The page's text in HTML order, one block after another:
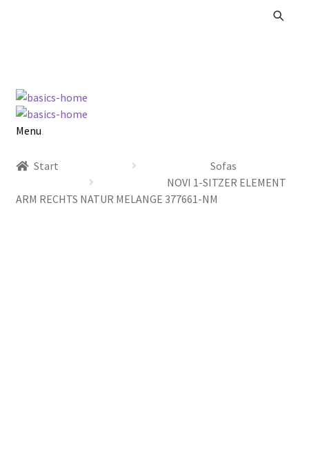
Zur
Navigation
springen
Zum
Inhalt
springen
Menu
Kataloge Landhaus
Start
Sofas
NOVI 1-SITZER ELEMENT
ARM RECHTS NATUR MELANGE 377661-NM